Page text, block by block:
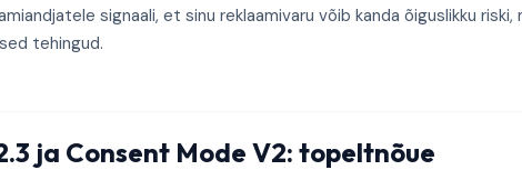
signaali, et sinu reklaamivaru võib kanda õiguslikku
tehingud.
ja Consent Mode V2: topeltnõue